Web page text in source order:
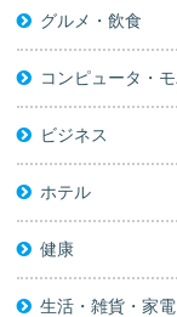
グルメ・飲食
コンピュータ・
ビジネス
ホテル
健康
生活・雑貨・家電